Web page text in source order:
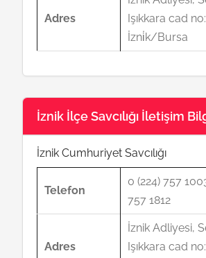
Adres
Işıkkara cad
İzni̇k/Bursa
İznik İlçe Savcılığı İletişim
İznik Cumhuriyet Savcılığı
Telefon
0 (224) 757
757 1812
Adres
İznik Adliyesi,
Işıkkara cad